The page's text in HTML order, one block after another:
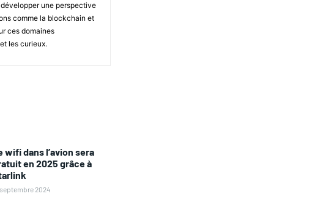
une perspective
comme la blockchain et
ces domaines
les curieux.
wifi dans l’avion sera
en 2025 grâce à
septembre 2024